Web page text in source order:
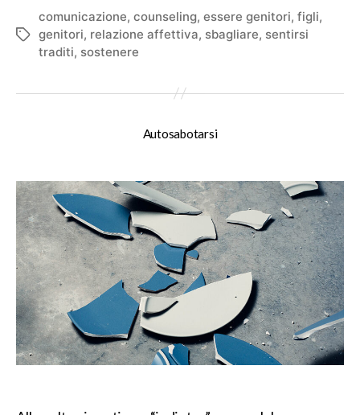
dell'articolo
Tag
comunicazione, counseling, essere genitori, figli,
genitori, relazione affettiva, sbagliare, sentirsi
traditi, sostenere
Autosabotarsi